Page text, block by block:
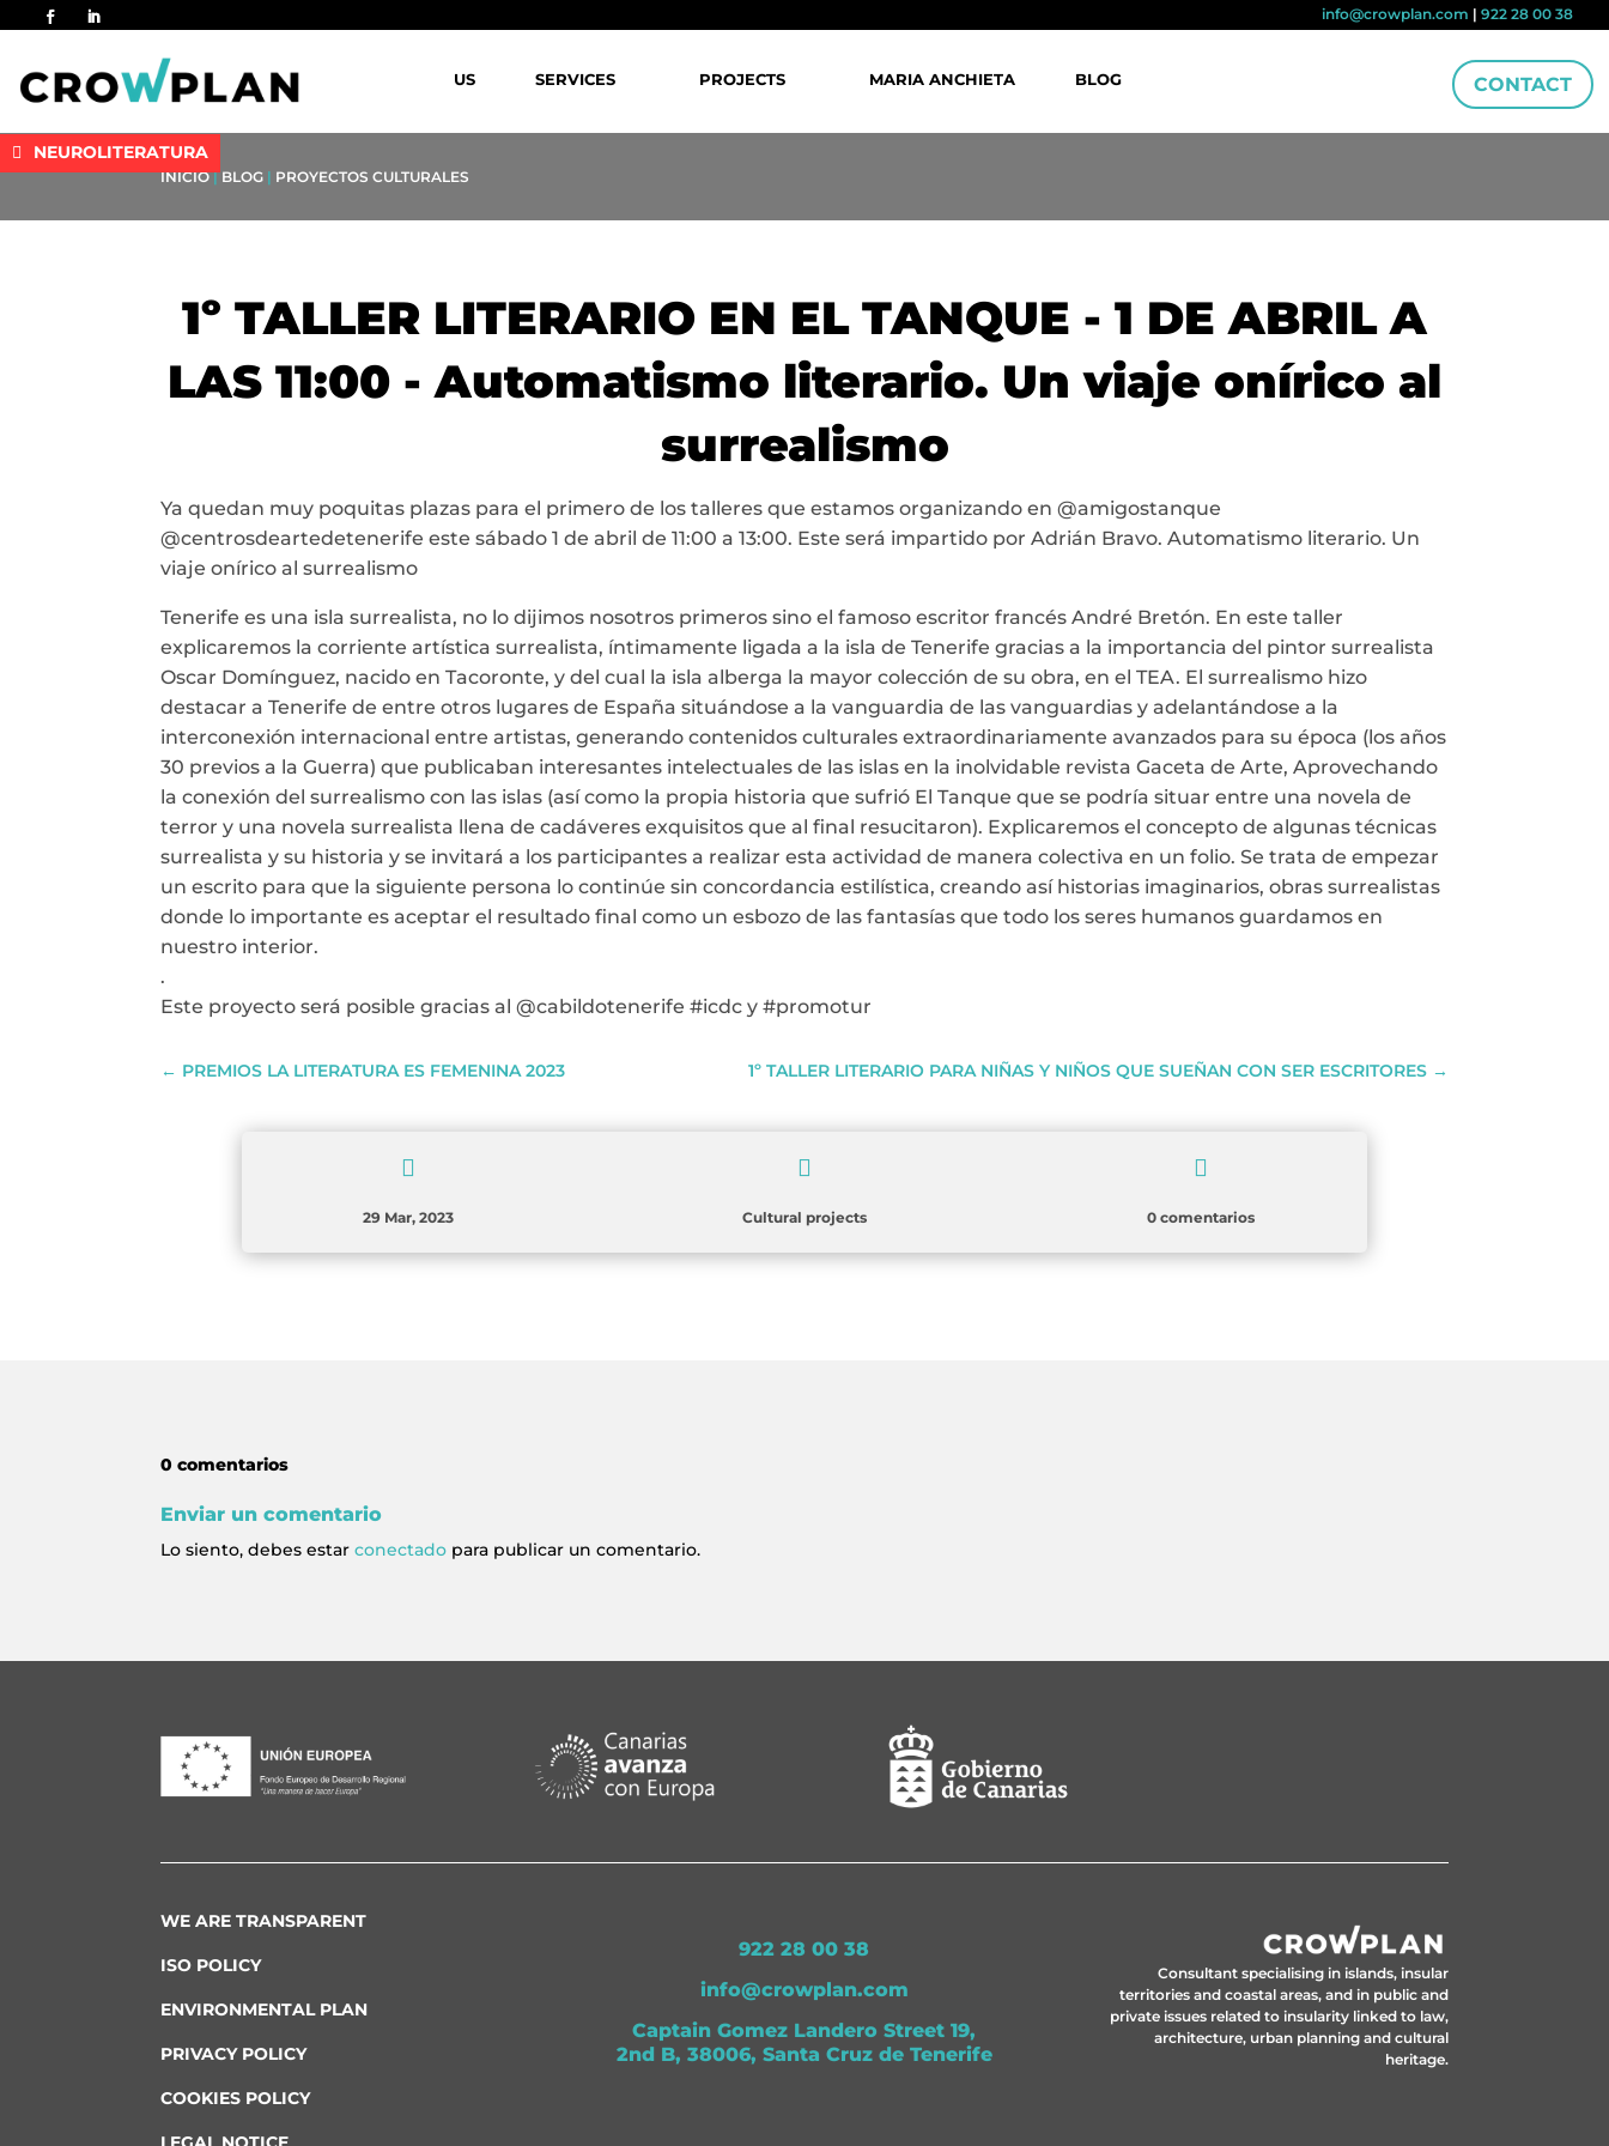
info@crowplan.com | 922 28 00 38
US SERVICES PROJECTS MARIA ANCHIETA BLOG CONTACT
NEUROLITERATURA
INICIO |BLOG | PROYECTOS CULTURALES
1º TALLER LITERARIO EN EL TANQUE - 1 DE ABRIL A
LAS 11:00 - Automatismo literario. Un viaje onírico al
surrealismo
Ya quedan muy poquitas plazas para el primero de los talleres que estamos organizando en @amigostanque
@centrosdeartedetenerife este sábado 1 de abril de 11:00 a 13:00. Este será impartido por Adrián Bravo. Automatismo literario. Un
viaje onírico al surrealismo
Tenerife es una isla surrealista, no lo dijimos nosotros primeros sino el famoso escritor francés André Bretón. En este taller
explicaremos la corriente artística surrealista, íntimamente ligada a la isla de Tenerife gracias a la importancia del pintor surrealista
Oscar Domínguez, nacido en Tacoronte, y del cual la isla alberga la mayor colección de su obra, en el TEA. El surrealismo hizo
destacar a Tenerife de entre otros lugares de España situándose a la vanguardia de las vanguardias y adelantándose a la
interconexión internacional entre artistas, generando contenidos culturales extraordinariamente avanzados para su época (los años
30 previos a la Guerra) que publicaban interesantes intelectuales de las islas en la inolvidable revista Gaceta de Arte, Aprovechando
la conexión del surrealismo con las islas (así como la propia historia que sufrió El Tanque que se podría situar entre una novela de
terror y una novela surrealista llena de cadáveres exquisitos que al final resucitaron). Explicaremos el concepto de algunas técnicas
surrealista y su historia y se invitará a los participantes a realizar esta actividad de manera colectiva en un folio. Se trata de empezar
un escrito para que la siguiente persona lo continúe sin concordancia estilística, creando así historias imaginarios, obras surrealistas
donde lo importante es aceptar el resultado final como un esbozo de las fantasías que todo los seres humanos guardamos en
nuestro interior.
.
Este proyecto será posible gracias al @cabildotenerife #icdc y #promotur
← PREMIOS LA LITERATURA ES FEMENINA 2023 1º TALLER LITERARIO PARA NIÑAS Y NIÑOS QUE SUEÑAN CON SER ESCRITORES →

29 Mar, 2023

Cultural projects

0 comentarios
0 comentarios
Enviar un comentario
Lo siento, debes estarconectado para publicar un comentario.
WE ARE TRANSPARENT
ISO POLICY
ENVIRONMENTAL PLAN
PRIVACY POLICY
COOKIES POLICY
922 28 00 38
info@crowplan.com
Captain Gomez Landero Street 19,
2nd B, 38006, Santa Cruz de Tenerife
Consultant specialising in islands, insular
territories and coastal areas, and in public and
private issues related to insularity linked to law,
architecture, urban planning and cultural
heritage.